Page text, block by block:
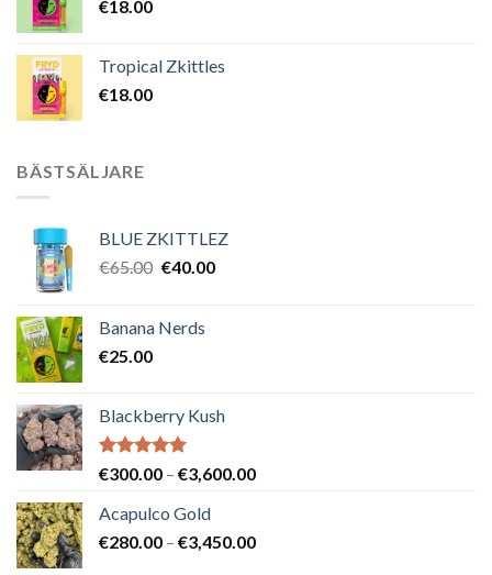
€18.00
Tropical Zkittles
€18.00
BÄSTSÄLJARE
BLUE ZKITTLEZ
€65.00 Det
var:
€40.00Det
Banana Nerds
€25.00
Blackberry Kush
Betygsatt
€300.00 – €3,600.00Prisintervall:
€3,600.00
Acapulco Gold
€280.00 – €3,450.00Prisintervall: